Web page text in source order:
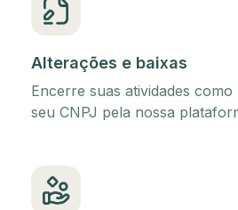
Alterações e baixas
Encerre suas atividades
seu CNPJ pela nossa